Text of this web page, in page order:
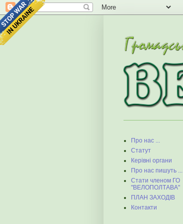
Про нас ...
Статут
Керівні органи
Про нас пишуть ...
Стати членом ГО
"ВЕЛОПОЛТАВА"
ПЛАН ЗАХОДІВ
Контакти